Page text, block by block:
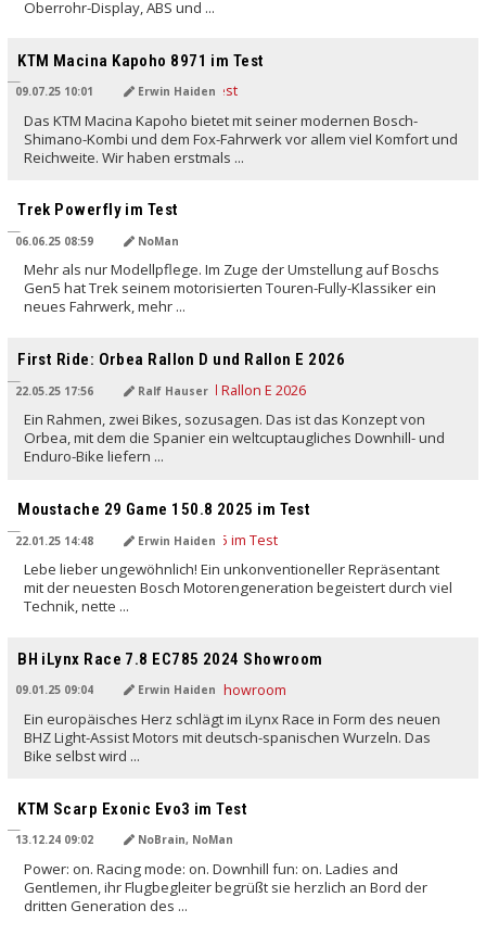
Oberrohr-Display, ABS und ...
KTM Macina Kapoho 8971 im Test
09.07.25 10:01 Erwin Haiden
Das KTM Macina Kapoho bietet mit seiner modernen Bosch-
Shimano-Kombi und dem Fox-Fahrwerk vor allem viel Komfort und
Reichweite. Wir haben erstmals ...
Trek Powerfly im Test
06.06.25 08:59 NoMan
Mehr als nur Modellpflege. Im Zuge der Umstellung auf Boschs
Gen5 hat Trek seinem motorisierten Touren-Fully-Klassiker ein
neues Fahrwerk, mehr ...
First Ride: Orbea Rallon D und Rallon E 2026
22.05.25 17:56 Ralf Hauser
Ein Rahmen, zwei Bikes, sozusagen. Das ist das Konzept von
Orbea, mit dem die Spanier ein weltcuptaugliches Downhill- und
Enduro-Bike liefern ...
Moustache 29 Game 150.8 2025 im Test
22.01.25 14:48 Erwin Haiden
Lebe lieber ungewöhnlich! Ein unkonventioneller Repräsentant
mit der neuesten Bosch Motorengeneration begeistert durch viel
Technik, nette ...
BH iLynx Race 7.8 EC785 2024 Showroom
09.01.25 09:04 Erwin Haiden
Ein europäisches Herz schlägt im iLynx Race in Form des neuen
BHZ Light-Assist Motors mit deutsch-spanischen Wurzeln. Das
Bike selbst wird ...
KTM Scarp Exonic Evo3 im Test
13.12.24 09:02 NoBrain, NoMan
Power: on. Racing mode: on. Downhill fun: on. Ladies and
Gentlemen, ihr Flugbegleiter begrüßt sie herzlich an Bord der
dritten Generation des ...